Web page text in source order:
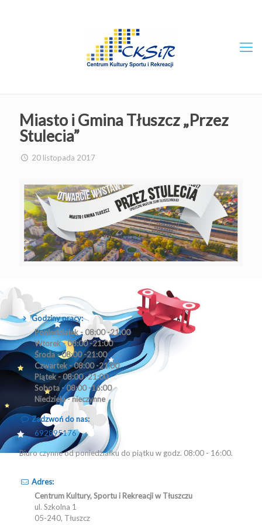
Miasto i Gmina Tłuszcz „Przez
Stulecia”
20 listopada 2017
Godziny pracy:
Poniedziałek - 08:00 -21:00
Wtorek - 08:00 -21:00
Środa - 08:00 -21:00
Czwartek - 08:00 -21:00
Piątek - 08:00 -21:00
Sobota - 08:00 -16:00
Niedziela - nieczynne
Zadzwoń do nas:
692895176
Biuro czynne od poniedziałku do piątku w godz. 08:00 - 16:00.
Adres:
Centrum Kultury, Sportu i Rekreacji w Tłuszczu
ul. Szkolna 1
05-240, Tłuszcz